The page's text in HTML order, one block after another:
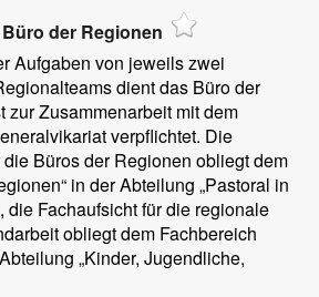
Büro der Regionen
Aufgaben von jeweils zwei
dient das Büro der
zur Zusammenarbeit mit dem
verpflichtet. Die
Büros der Regionen obliegt dem
in der Abteilung „Pastoral in
die Fachaufsicht für die regionale
obliegt dem Fachbereich
„Kinder, Jugendliche,